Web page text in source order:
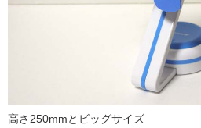
高さ250mmとビッグサイズ